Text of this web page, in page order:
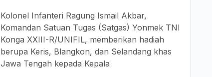
Kolonel Infanteri Ragung Ismail Akbar,
Komandan Satuan Tugas (Satgas) Yonmek TNI
Konga XXIII-R/UNIFIL, memberikan hadiah
berupa Keris, Blangkon, dan Selandang khas
Jawa Tengah kepada Kepala